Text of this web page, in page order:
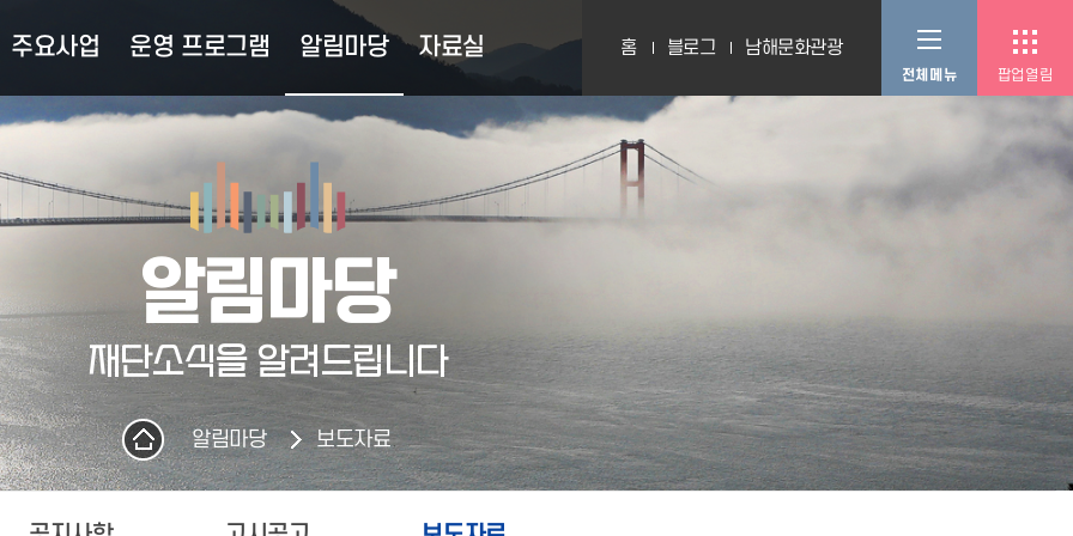
주요사업 운영 프로그램 알림마당 자료실 홈 블로그 남해문화관광
전체메뉴 팝업열림
알림마당
재단소식을 알려드립니다
알림마당 보도자료